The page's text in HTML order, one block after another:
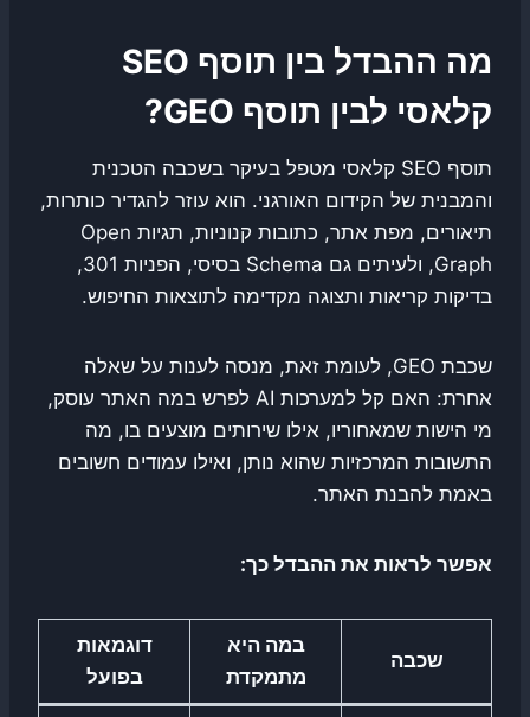
מה ההבדל בין תוסף SEO
קלאסי לבין תוסף GEO?
תוסף SEO קלאסי מטפל בעיקר בשכבה הטכנית
והמבנית של הקידום האורגני. הוא עוזר להגדיר כותרות,
תיאורים, מפת אתר, כתובות קנוניות, תגיות Open
Graph, ולעיתים גם Schema בסיסי, הפניות 301,
בדיקות קריאות ותצוגה מקדימה לתוצאות החיפוש.
שכבת GEO, לעומת זאת, מנסה לענות על שאלה
אחרת: האם קל למערכות AI לפרש במה האתר עוסק,
מי הישות שמאחוריו, אילו שירותים מוצעים בו, מה
התשובות המרכזיות שהוא נותן, ואילו עמודים חשובים
באמת להבנת האתר.
אפשר לראות את ההבדל כך:
שכבה
במה היא
מתמקדת
דוגמאות
בפועל